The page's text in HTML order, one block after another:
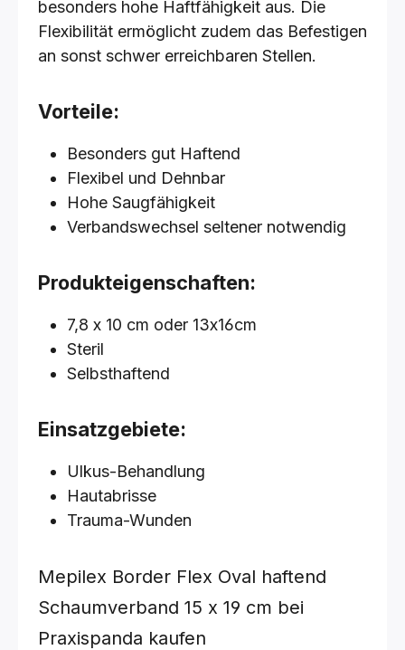
besonders hohe Haftfähigkeit aus. Die
Flexibilität ermöglicht zudem das Befestigen
an sonst schwer erreichbaren Stellen.
Vorteile:
Besonders gut Haftend
Flexibel und Dehnbar
Hohe Saugfähigkeit
Verbandswechsel seltener notwendig
Produkteigenschaften:
7,8 x 10 cm oder 13x16cm
Steril
Selbsthaftend
Einsatzgebiete:
Ulkus-Behandlung
Hautabrisse
Trauma-Wunden
Mepilex Border Flex Oval haftend
Schaumverband 15 x 19 cm bei
Praxispanda kaufen